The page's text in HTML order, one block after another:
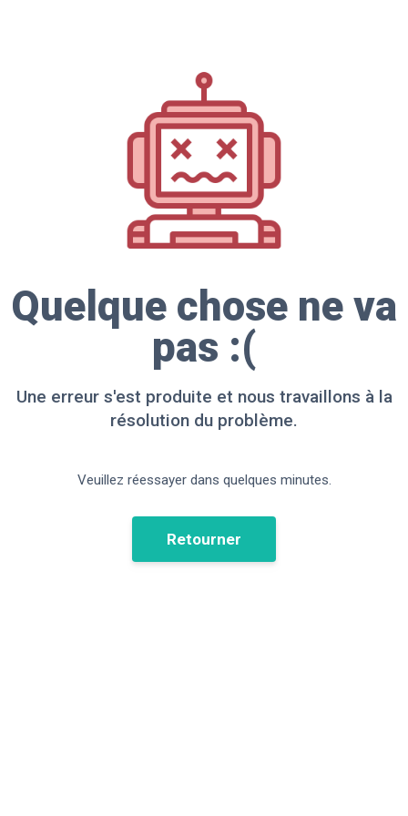
Quelque chose ne va
pas :(
Une erreur s'est produite et nous travaillons à la
résolution du problème.
Veuillez réessayer dans quelques minutes.
Retourner